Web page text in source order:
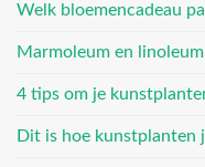
Welk bloemencadeau
Marmoleum en
4 tips om je
Dit is hoe kunstplanten